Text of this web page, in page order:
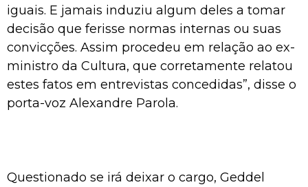
iguais. E jamais induziu algum deles a tomar
decisão que ferisse normas internas ou suas
convicções. Assim procedeu em relação ao ex-
ministro da Cultura, que corretamente relatou
estes fatos em entrevistas concedidas”, disse o
porta-voz Alexandre Parola.
Questionado se irá deixar o cargo, Geddel